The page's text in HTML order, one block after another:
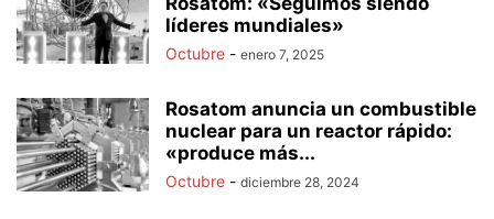
líderes mundiales»
Octubre - enero 7, 2025
Rosatom anuncia un combustible
nuclear para un reactor rápido:
«produce más...
Octubre - diciembre 28, 2024